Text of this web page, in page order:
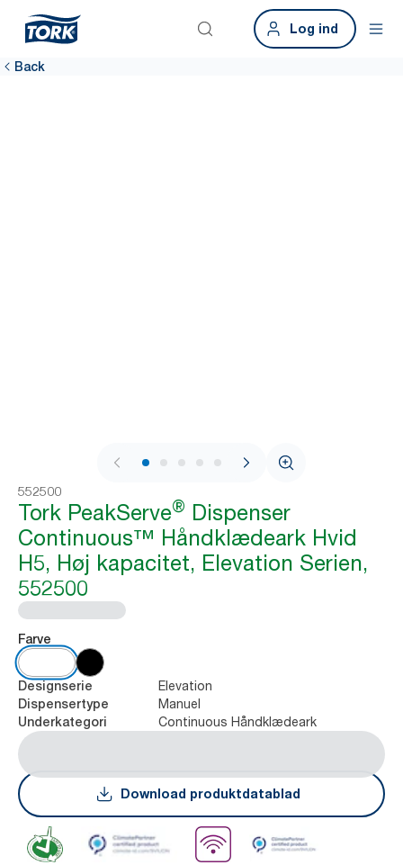
Log ind
Back
1 / 10
552500
Tork PeakServe® Dispenser
Continuous™ Håndklædeark Hvid
H5, Høj kapacitet, Elevation Serien,
552500
Farve
Designserie Elevation
Dispensertype Manuel
Underkategori Continuous Håndklædeark
Download produktdatablad